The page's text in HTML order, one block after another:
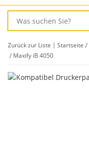
Zurück zur Liste Startseite
Maxify iB 4050